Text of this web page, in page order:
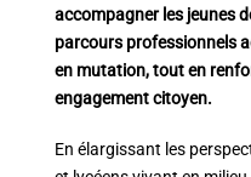
accompagner les jeunes
parcours professionnels
en mutation, tout en
engagement citoyen.
En élargissant les